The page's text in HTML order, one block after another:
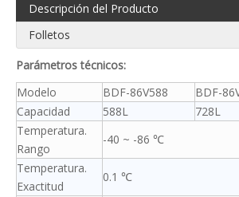
Descripción del Producto
Folletos
Parámetros técnicos:
Modelo
BDF-86V588 BDF-
Capacidad
588L 728L
Temperatura.
Rango
-40 ~ -86 ℃
Temperatura.
Exactitud
0.1 ℃